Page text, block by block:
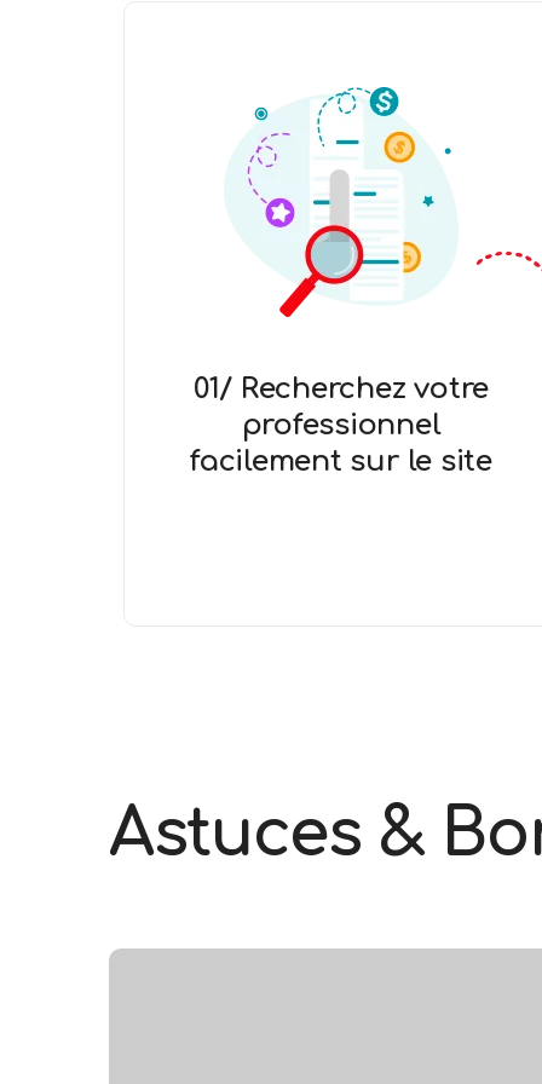
01/ Recherchez votre
professionnel
facilement sur le site
Astuces &